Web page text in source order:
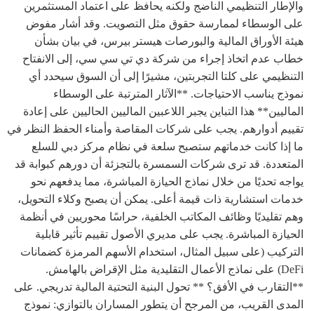
والإطار التنظيمي الناضج ولكنه يحافظ على اعتماد المستثمرين
على الوسطاء لممارسة حقوق مثل التصويت. وقد أشار مفوض
هيئة الأوراق المالية والبورصات هيستر بيرس، في بيان بشأن
خطاب عدم اتخاذ إجراء من شركة دي تي سي سي، إلى الانفتاح
التنظيمي على كلتا التجربتين، مشيرًا إلى أن السوق سيحدد أي
نموذج يناسب الاحتياجات. **الآثار المترتبة على الوسطاء
الماليين** هذا التباين يجبر اللاعبين الماليين الحاليين على إعادة
تقييم أدوارهم. يجب على شركات المقاصة وأمناء الحفظ النظر في
ما إذا كانت خدماتهم ستصبح سلعة في نظام مركز دبي للسلع
المتعددة. قد ترى شركات السمسرة بالتجزئة أن دورهم كبوابة قد
يواجه تحديًا من خلال نماذج الحيازة المباشرة، مما يدفعهم نحو
خدمات استشارية ذات قيمة أعلى. يمكن أن يصبح وكلاء التحويل،
وهم تقليديًا وظائف المكاتب الخلفية، حراسًا محوريين في أنظمة
الحيازة المباشرة. يجب على مديري الأصول تقييم تأثير قابلية
التركيب (على سبيل المثال، استخدام الأسهم المرمزة كضمانات
DeFi) على نماذج الأعمال التقليدية مثل الإقراض بالهامش.
**التقارب في الأفق؟ ** تحول البنية التحتية المالية تدريجي. على
المدى القريب، من المرجح أن يتطور المساران بالتوازي: نموذج